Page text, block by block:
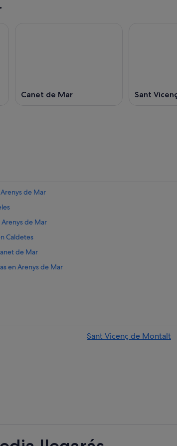
Canet de Mar Sant
de Mar
Arenys de Mar
Caldetes
de Mar
en Arenys de Mar
de Arenys de Mar
Sant Vicenç de Montalt